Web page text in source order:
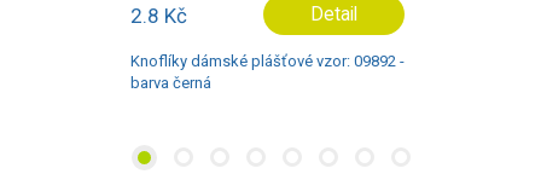
2.8 Kč Detail
Knoflíky dámské plášťové vzor: 09892 -
barva černá